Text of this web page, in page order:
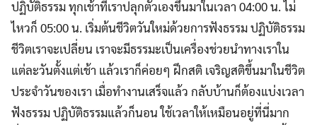
ปฏิบัติธรรม ทุกเช้าที่เราปลุกตัวเองขึ้นมาในเวลา 04:00 น. ไม่
ไหวก็ 05:00 น. เริ่มต้นชีวิตวันใหม่ด้วยการฟังธรรม ปฏิบัติธรรม
ชีวิตเราจะเปลี่ยน เราจะมีธรรมะเป็นเครื่องช่วยนำทางเราใน
แต่ละวันตั้งแต่เช้า แล้วเราก็ค่อยๆ ฝึกสติ เจริญสติขึ้นมาในชีวิต
ประจำวันของเรา เมื่อทำงานเสร็จแล้ว กลับบ้านก็ต้องแบ่งเวลา
ฟังธรรม ปฏิบัติธรรมแล้วก็นอน ใช้เวลาให้เหมือนอยู่ที่นี่มาก